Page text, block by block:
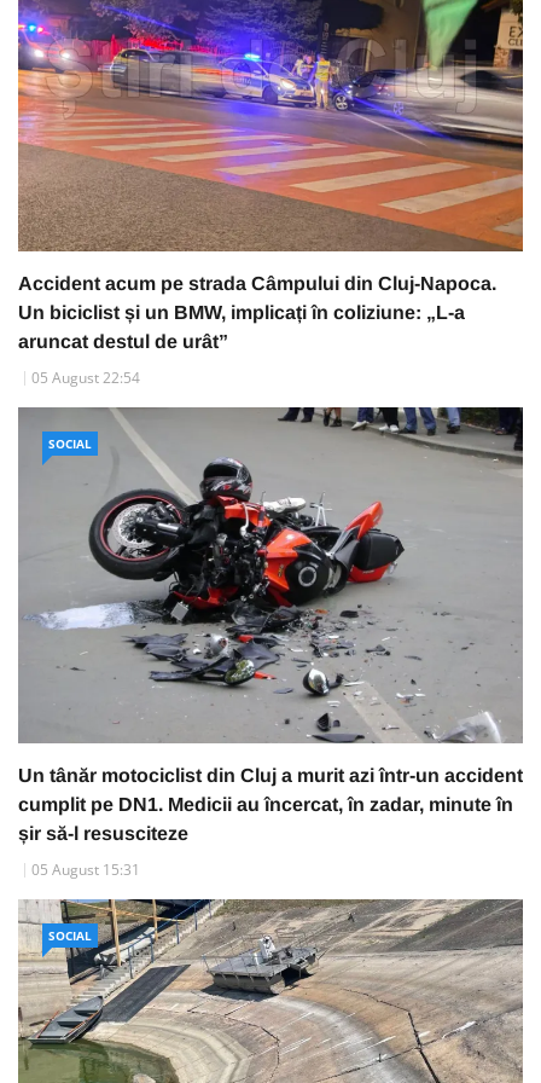
Accident acum pe strada Câmpului din Cluj-Napoca.
Un biciclist și un BMW, implicați în coliziune: „L-a
aruncat destul de urât”
05 August 22:54
SOCIAL
Un tânăr motociclist din Cluj a murit azi într-un accident
cumplit pe DN1. Medicii au încercat, în zadar, minute în
șir să-l resusciteze
05 August 15:31
SOCIAL